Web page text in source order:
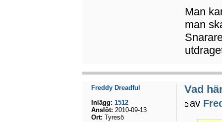
Man
man
Vad
av
Freddy Dreadful
Inlägg: 1512
Anslöt: 2010-09-13
Ort: Tyresö